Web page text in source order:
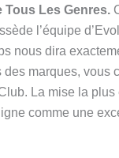
Tous Les Genres.
l’équipe
nous dira
marques, vous
La mise la
comme une